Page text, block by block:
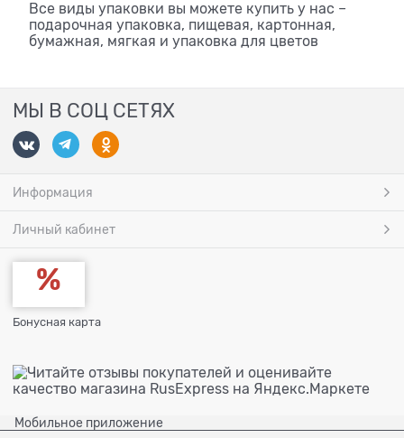
Все виды упаковки вы можете купить у нас –
подарочная упаковка, пищевая, картонная,
бумажная, мягкая и упаковка для цветов
МЫ В СОЦ СЕТЯХ
Информация
Личный кабинет
Бонусная карта
Мобильное приложение